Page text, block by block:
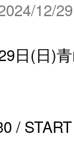
12/29
日(日)
/